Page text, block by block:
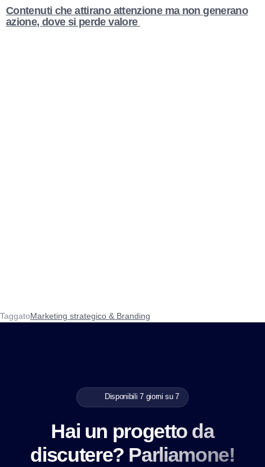
Contenuti che attirano attenzione ma non generano
azione, dove si perde valore
TaggatoMarketing strategico & Branding
Disponibili 7 giorni su 7
Hai un progetto da
discutere? Parliamone!